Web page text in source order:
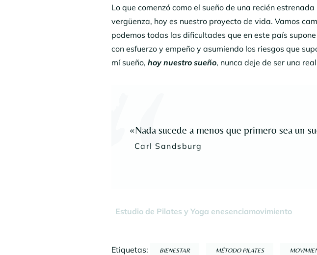
Lo que comenzó como el sueño de una recién
vergüenza, hoy es nuestro proyecto de vida. Vamos
podemos todas las dificultades que en este país
con esfuerzo y empeño y asumiendo los riesgos que
mí sueño, hoy nuestro sueño, nunca deje de ser una
«Nada sucede a menos que primero sea un
Carl Sandsburg
Estudio de Pilates y Yoga enesenciamovimiento
Etiquetas: BIENESTAR MÉTODO PILATES